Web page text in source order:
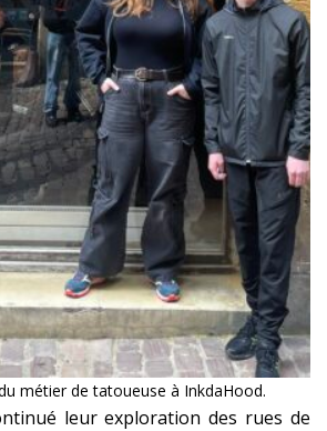
métier de tatoueuse à InkdaHood.
leur exploration des rues de